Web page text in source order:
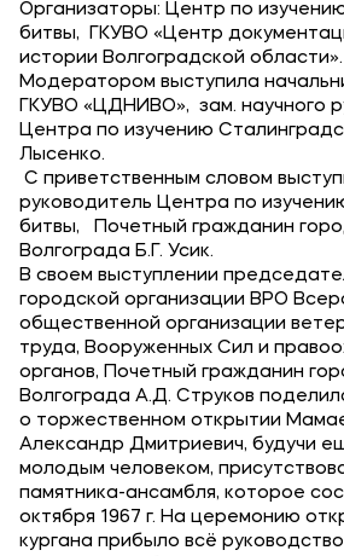
Банковские реквизиты
Карьера
Приемная комиссия
+7 (8442) 49-71-33
Полезное
Об образовательной
Банковские реквизиты
Мы в соцсетях
Организаторы: Центр по
битвы, ГКУВО «Центр
истории Волгоградской области».
Модератором выступила
ГКУВО «ЦДНИВО», зам. научного
Центра по изучению
Лысенко.
С приветственным словом
руководитель Центра по
битвы, Почетный гражданин
Волгограда Б.Г. Усик.
В своем выступлении
городской организации ВРО
общественной организации
труда, Вооруженных Сил и
органов, Почетный гражданин
Волгограда А.Д. Струков
о торжественном открытии
Александр Дмитриевич, будучи
молодым человеком,
памятника-ансамбля, которое
октября 1967 г. На церемонию
кургана прибыло всё